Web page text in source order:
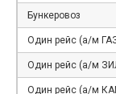
Бункеровоз
Один рейс (а/м
Один рейс (а/м
Один рейс (а/м